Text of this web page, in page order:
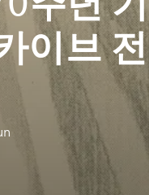
이브 전